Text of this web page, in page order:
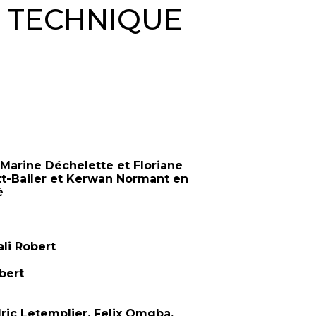
Déchelette et Floriane
Bailer et Kerwan Normant en
Robert
Letemplier, Felix Omgba,